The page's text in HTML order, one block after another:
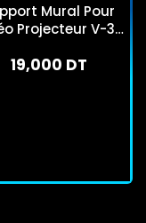
Mural Pour
Projecteur V-36
19,000 DT